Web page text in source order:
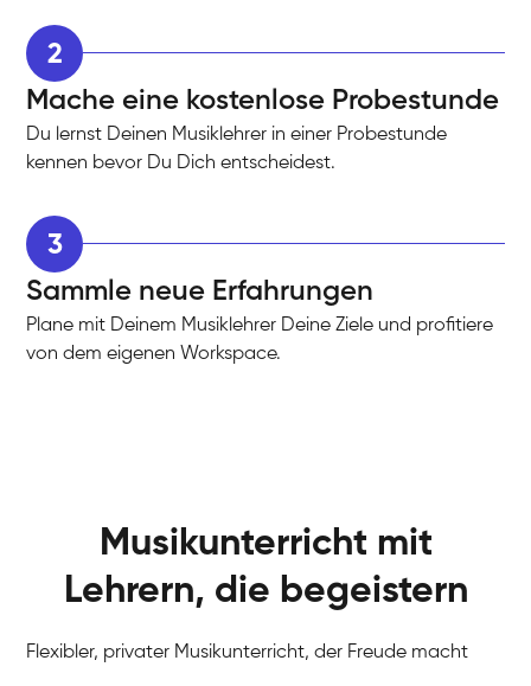
2
Mache eine kostenlose Probestunde
Du lernst Deinen Musiklehrer in einer Probestunde
kennen bevor Du Dich entscheidest.
3
Sammle neue Erfahrungen
Plane mit Deinem Musiklehrer Deine Ziele und profitiere
von dem eigenen Workspace.
Musikunterricht mit
Lehrern, die begeistern
Flexibler, privater Musikunterricht, der Freude macht